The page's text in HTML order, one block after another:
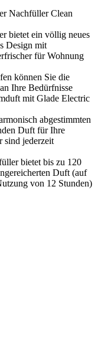
Nachfüller Clean
bietet ein völlig neues
Design mit
für Wohnung
können Sie die
Ihre Bedürfnisse
mit Glade Electric
abgestimmten
Duft für Ihre
sind jederzeit
bietet bis zu 120
Duft (auf
von 12 Stunden)